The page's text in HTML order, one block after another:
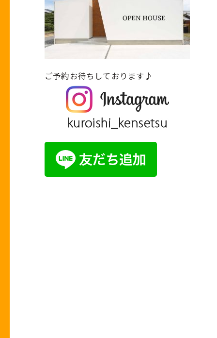
ご予約お待ちしております♪